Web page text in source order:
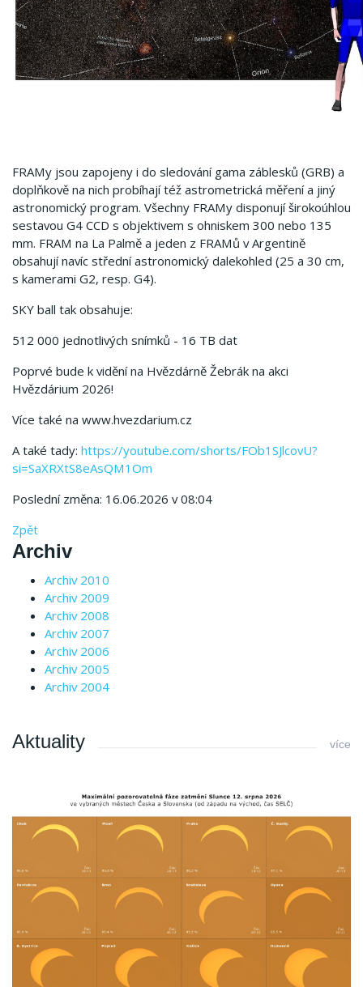
FRAMy jsou zapojeny i do sledování gama záblesků (GRB) a
doplňkově na nich probíhají též astrometrická měření a jiný
astronomický program. Všechny FRAMy disponují širokoúhlou
sestavou G4 CCD s objektivem s ohniskem 300 nebo 135
mm. FRAM na La Palmě a jeden z FRAMů v Argentině
obsahují navíc střední astronomický dalekohled (25 a 30 cm,
s kamerami G2, resp. G4).
SKY ball tak obsahuje:
512 000 jednotlivých snímků - 16 TB dat
Poprvé bude k vidění na Hvězdárně Žebrák na akci
Hvězdárium 2026!
Více také na www.hvezdarium.cz
A také tady: https://youtube.com/shorts/FOb1SJlcovU?
si=SaXRXtS8eAsQM1Om
Poslední změna: 16.06.2026 v 08:04
Zpět
Archiv
Archiv 2010
Archiv 2009
Archiv 2008
Archiv 2007
Archiv 2006
Archiv 2005
Archiv 2004
Aktuality více